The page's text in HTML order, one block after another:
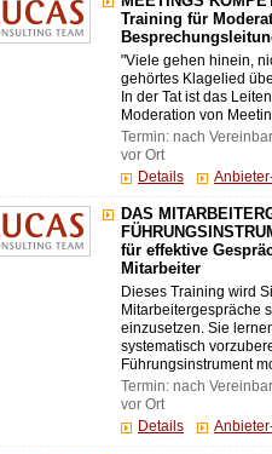
Training für
"Viele gehen hinein,
gehörtes Klagelied
In der Tat ist das
Moderation von
Termin: nach
vor Ort
Details
DAS
für effektive
Mitarbeiter
Dieses Training wird
Mitarbeitergespräche
einzusetzen. Sie
systematisch
Führungsinstrument
Termin: nach
vor Ort
Details